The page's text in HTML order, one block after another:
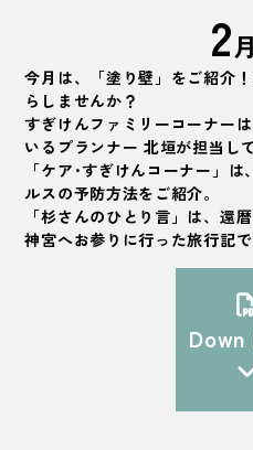
2
今月は、「塗り壁」をご紹介
らしませんか？
すぎけんファミリーコーナー
いるプランナー 北垣が担当し
「ケア･すぎけんコーナー」
ルスの予防方法をご紹介。
「杉さんのひとり言」は、還
神宮へお参りに行った旅行記で